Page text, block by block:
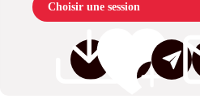
Choisir une session